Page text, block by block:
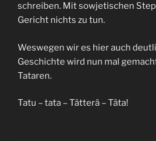
schreiben. Mit sowjetischen
Gericht nichts zu tun.
Weswegen wir es hier auch
Geschichte wird nun mal
Tataren.
Tatu – tata – Tätterä – Täta!